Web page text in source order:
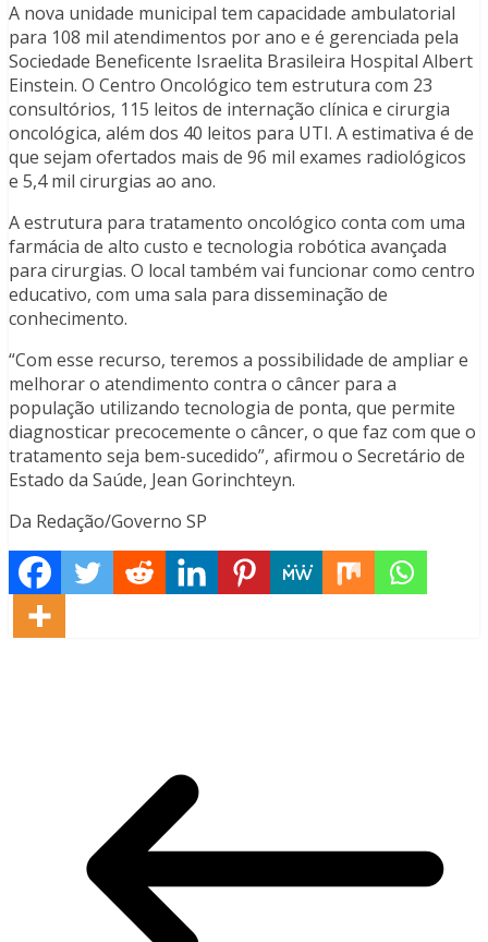
A nova unidade municipal tem capacidade ambulatorial
para 108 mil atendimentos por ano e é gerenciada pela
Sociedade Beneficente Israelita Brasileira Hospital Albert
Einstein. O Centro Oncológico tem estrutura com 23
consultórios, 115 leitos de internação clínica e cirurgia
oncológica, além dos 40 leitos para UTI. A estimativa é de
que sejam ofertados mais de 96 mil exames radiológicos
e 5,4 mil cirurgias ao ano.
A estrutura para tratamento oncológico conta com uma
farmácia de alto custo e tecnologia robótica avançada
para cirurgias. O local também vai funcionar como centro
educativo, com uma sala para disseminação de
conhecimento.
“Com esse recurso, teremos a possibilidade de ampliar e
melhorar o atendimento contra o câncer para a
população utilizando tecnologia de ponta, que permite
diagnosticar precocemente o câncer, o que faz com que o
tratamento seja bem-sucedido”, afirmou o Secretário de
Estado da Saúde, Jean Gorinchteyn.
Da Redação/Governo SP